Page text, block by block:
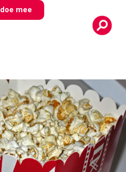
doe mee